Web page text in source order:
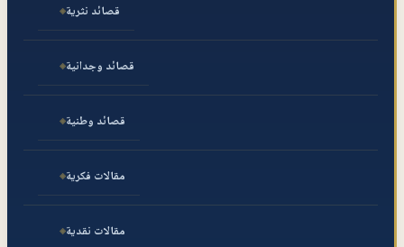
قصائد نثرية
قصائد وجدانية
قصائد وطنية
مقالات فكرية
مقالات نقدية